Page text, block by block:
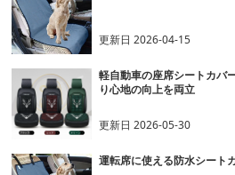
更新日2026-04-15
軽自動車の座席シートカバ
り心地の向上を両立
更新日2026-05-30
運転席に使える防水シート